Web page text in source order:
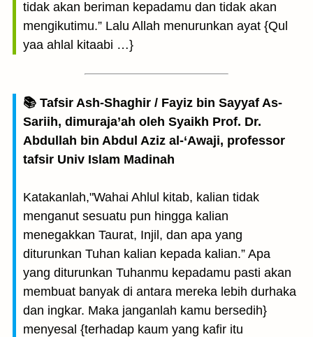
tidak akan beriman kepadamu dan tidak akan
mengikutimu.” Lalu Allah menurunkan ayat {Qul
yaa ahlal kitaabi …}
📚 Tafsir Ash-Shaghir / Fayiz bin Sayyaf As-
Sariih, dimuraja’ah oleh Syaikh Prof. Dr.
Abdullah bin Abdul Aziz al-‘Awaji, professor
tafsir Univ Islam Madinah
Katakanlah,"Wahai Ahlul kitab, kalian tidak
menganut sesuatu pun hingga kalian
menegakkan Taurat, Injil, dan apa yang
diturunkan Tuhan kalian kepada kalian.” Apa
yang diturunkan Tuhanmu kepadamu pasti akan
membuat banyak di antara mereka lebih durhaka
dan ingkar. Maka janganlah kamu bersedih}
menyesal {terhadap kaum yang kafir itu